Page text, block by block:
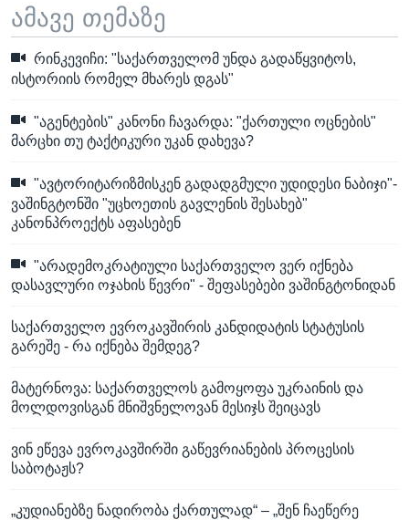
ამავე თემაზე
რინკევიჩი: "საქართველომ უნდა გადაწყვიტოს,
ისტორიის რომელ მხარეს დგას"
"აგენტების" კანონი ჩავარდა: "ქართული ოცნების"
მარცხი თუ ტაქტიკური უკან დახევა?
"ავტორიტარიზმისკენ გადადგმული უდიდესი ნაბიჯი"-
ვაშინგტონში "უცხოეთის გავლენის შესახებ"
კანონპროექტს აფასებენ
"არადემოკრატიული საქართველო ვერ იქნება
დასავლური ოჯახის წევრი" - შეფასებები ვაშინგტონიდან
საქართველო ევროკავშირის კანდიდატის სტატუსის
გარეშე - რა იქნება შემდეგ?
მატერნოვა: საქართველოს გამოყოფა უკრაინის და
მოლდოვისგან მნიშვნელოვან მესიჯს შეიცავს
ვინ ეწევა ევროკავშირში გაწევრიანების პროცესის
საბოტაჟს?
„კუდიანებზე ნადირობა ქართულად“ – „შენ ჩაეწერე